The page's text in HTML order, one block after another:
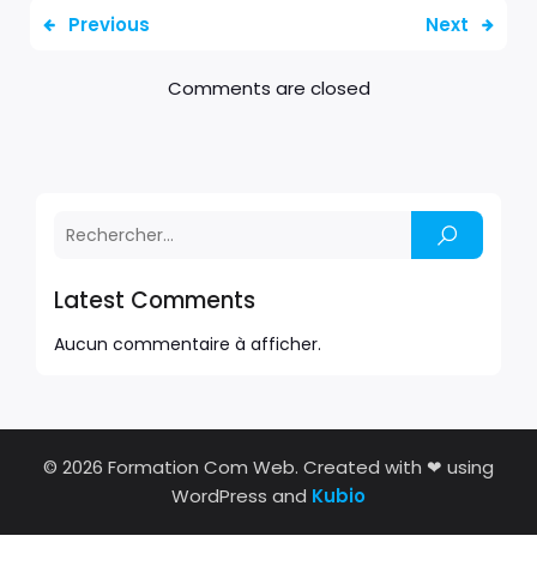
Latest Comments
Aucun commentaire à afficher.
Previous Next
Comments are closed
© 2026 Formation Com Web. Created with ❤ using
WordPress and Kubio